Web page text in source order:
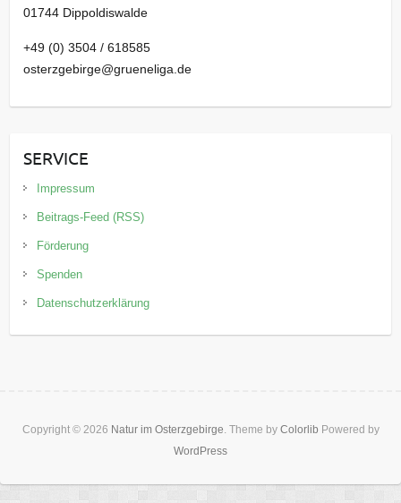
01744 Dippoldiswalde
+49 (0) 3504 / 618585
osterzgebirge@grueneliga.de
SERVICE
Impressum
Beitrags-Feed (RSS)
Förderung
Spenden
Datenschutzerklärung
Copyright © 2026 Natur im Osterzgebirge. Theme by Colorlib Powered by
WordPress